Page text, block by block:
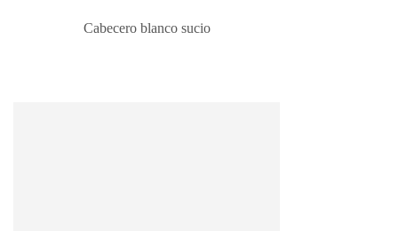
Cabecero blanco sucio